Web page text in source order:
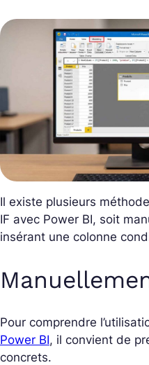
Il existe plusieurs
IF avec Power BI, soit
insérant une colonne
Pour comprendre
Power BI, il convient de
concrets.